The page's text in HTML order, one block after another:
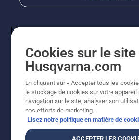
© Husqvarna AB (publ). Tous droits
indiqués sont des prix de vente
contractuelles. Tous les prix
disponible pour un achat
Cookies sur le site
Husqvarna.com
En cliquant sur « Accepter tous les
le stockage de cookies sur votre appareil
navigation sur le site, analyser son
nos efforts de marketing.
Lisez notre politique en matière de
ACCEPTER LES